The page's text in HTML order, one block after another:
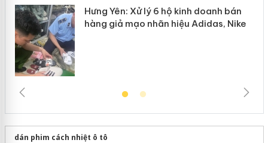
Hưng Yên: Xử lý 6 hộ kinh doanh bán
hàng giả mạo nhãn hiệu Adidas, Nike
dán phim cách nhiệt ô tô